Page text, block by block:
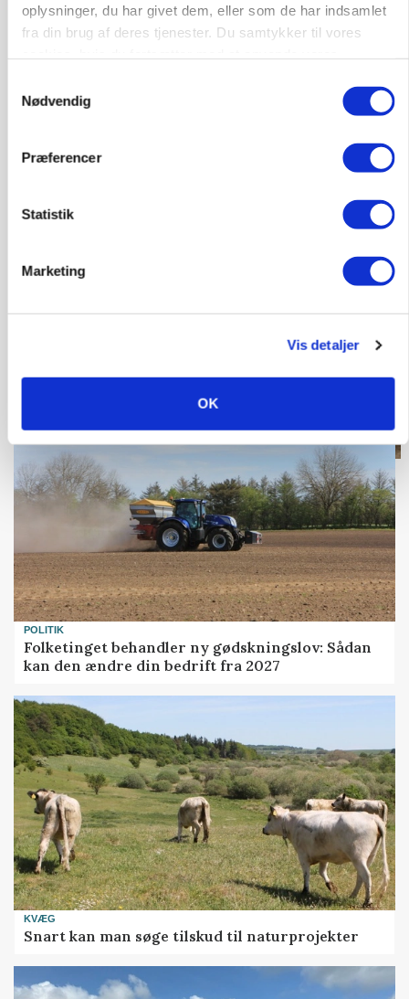
oplysninger, du har givet dem, eller som de har indsamlet
fra din brug af deres tjenester. Du samtykker til vores
Nødvendig
Præferencer
Statistik
Marketing
Vis detaljer
OK
Fra mark til mur: Byggeriet kan åbne nyt
»Nu stopper I«: Landbrugsdebattør og
gødskningslov
Loading...
POLITIK
Folketinget behandler ny gødskningslov: Sådan
kan den ændre din bedrift fra 2027
KVÆG
Snart kan man søge tilskud til naturprojekter